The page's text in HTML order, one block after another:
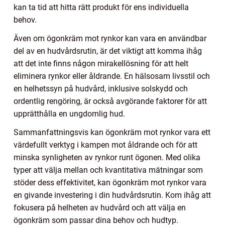
kan ta tid att hitta rätt produkt för ens individuella
behov.
Även om ögonkräm mot rynkor kan vara en användbar
del av en hudvårdsrutin, är det viktigt att komma ihåg
att det inte finns någon mirakellösning för att helt
eliminera rynkor eller åldrande. En hälsosam livsstil och
en helhetssyn på hudvård, inklusive solskydd och
ordentlig rengöring, är också avgörande faktorer för att
upprätthålla en ungdomlig hud.
Sammanfattningsvis kan ögonkräm mot rynkor vara ett
värdefullt verktyg i kampen mot åldrande och för att
minska synligheten av rynkor runt ögonen. Med olika
typer att välja mellan och kvantitativa mätningar som
stöder dess effektivitet, kan ögonkräm mot rynkor vara
en givande investering i din hudvårdsrutin. Kom ihåg att
fokusera på helheten av hudvård och att välja en
ögonkräm som passar dina behov och hudtyp.